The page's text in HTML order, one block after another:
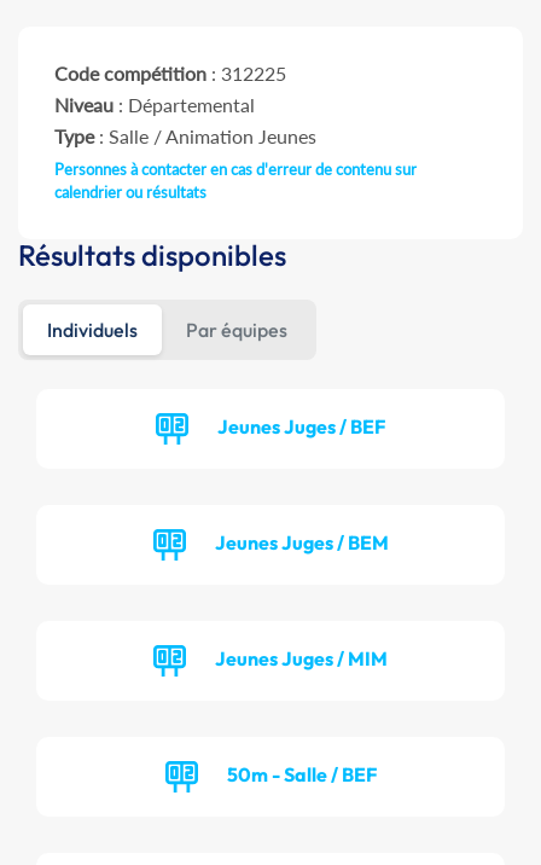
Code compétition : 312225
Niveau : Départemental
Type: Salle / Animation Jeunes
Personnes à contacter en cas d'erreur de contenu sur
calendrier ou résultats
Résultats disponibles
Individuels Par équipes
Jeunes Juges / BEF
Jeunes Juges / BEM
Jeunes Juges / MIM
50m - Salle / BEF